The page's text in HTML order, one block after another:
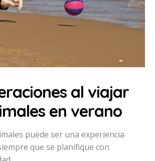
al viajar
en verano
puede ser una experiencia
que se planifique con